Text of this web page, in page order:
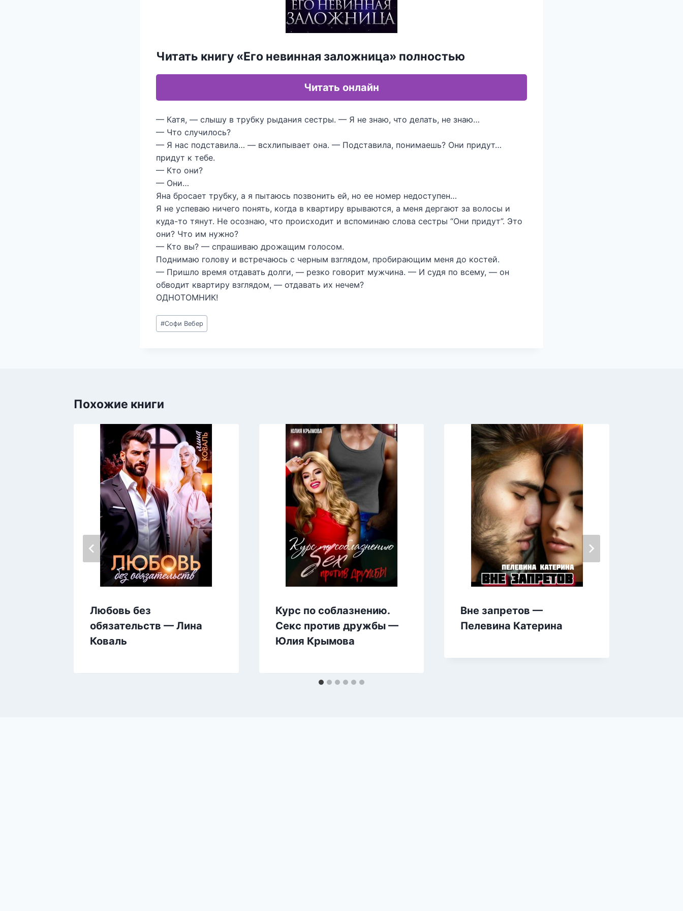
Читать книгу «Его невинная заложница» полностью
Читать онлайн
— Катя, — слышу в трубку рыдания сестры. — Я не знаю, что делать, не знаю…
— Что случилось?
— Я нас подставила… — всхлипывает она. — Подставила, понимаешь? Они придут…
придут к тебе.
— Кто они?
— Они…
Яна бросает трубку, а я пытаюсь позвонить ей, но ее номер недоступен…
Я не успеваю ничего понять, когда в квартиру врываются, а меня дергают за волосы и
куда-то тянут. Не осознаю, что происходит и вспоминаю слова сестры “Они придут”. Это
они? Что им нужно?
— Кто вы? — спрашиваю дрожащим голосом.
Поднимаю голову и встречаюсь с черным взглядом, пробирающим меня до костей.
— Пришло время отдавать долги, — резко говорит мужчина. — И судя по всему, — он
обводит квартиру взглядом, — отдавать их нечем?
ОДНОТОМНИК!
Метки
записи:
#Софи Вебер
Похожие книги
Любовь без
обязательств — Лина
Коваль
Курс по соблазнению.
Секс против дружбы —
Юлия Крымова
Вне запретов —
Пелевина Катерина